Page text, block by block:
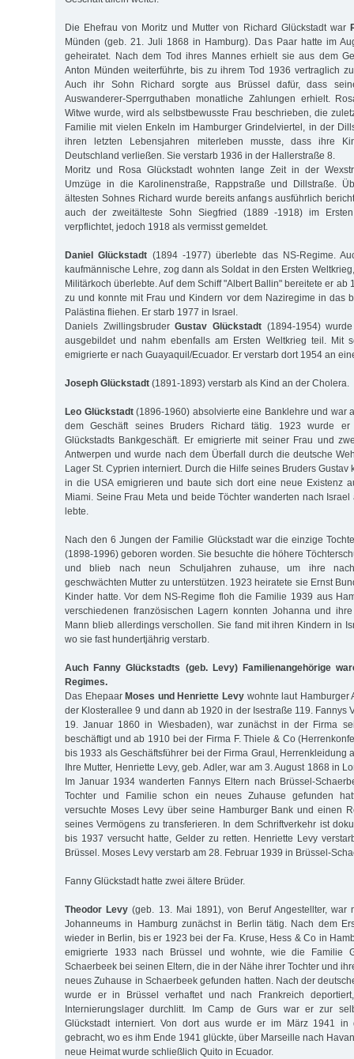
Die Ehefrau von Moritz und Mutter von Richard Glückstadt war
Münden (geb. 21. Juli 1868 in Hamburg). Das Paar hatte im
geheiratet. Nach dem Tod ihres Mannes erhielt sie aus dem
Anton Münden weiterführte, bis zu ihrem Tod 1936 vertraglich
Auch ihr Sohn Richard sorgte aus Brüssel dafür, dass
Auswanderer-Sperrguthaben monatliche Zahlungen erhielt.
Witwe wurde, wird als selbstbewusste Frau beschrieben, die
Familie mit vielen Enkeln im Hamburger Grindelviertel, in der
ihren letzten Lebensjahren miterleben musste, dass ihre
Deutschland verließen. Sie verstarb 1936 in der Hallerstraße 8.
Moritz und Rosa Glückstadt wohnten lange Zeit in der
Umzüge in die Karolinenstraße, Rappstraße und Dillstraße.
ältesten Sohnes Richard wurde bereits anfangs ausführlich
auch der zweitälteste Sohn Siegfried (1889 -1918) im
verpflichtet, jedoch 1918 als vermisst gemeldet.
Daniel Glückstadt (1894 -1977) überlebte das NS-Regime.
kaufmännische Lehre, zog dann als Soldat in den Ersten
Militärkoch überlebte. Auf dem Schiff "Albert Ballin" bereitete er ab
zu und konnte mit Frau und Kindern vor dem Naziregime in das
Palästina fliehen. Er starb 1977 in Israel.
Daniels ZwillingsbruderGustav Glückstadt(1894-1954)
ausgebildet und nahm ebenfalls am Ersten Weltkrieg teil. Mit
emigrierte er nach Guayaquil/Ecuador. Er verstarb dort 1954 an
Joseph Glückstadt (1891-1893) verstarb als Kind an der Cholera.
Leo Glückstadt(1896-1960) absolvierte eine Banklehre und war
dem Geschäft seines Bruders Richard tätig. 1923 wurde
Glückstadts Bankgeschäft. Er emigrierte mit seiner Frau und
Antwerpen und wurde nach dem Überfall durch die deutsche
Lager St. Cyprien interniert. Durch die Hilfe seines Bruders Gustav
in die USA emigrieren und baute sich dort eine neue Existenz
Miami. Seine Frau Meta und beide Töchter wanderten nach
lebte.
Nach den 6 Jungen der Familie Glückstadt war die einzige
(1898-1996) geboren worden. Sie besuchte die höhere
und blieb nach neun Schuljahren zuhause, um ihre
geschwächten Mutter zu unterstützen. 1923 heiratete sie Ernst
Kinder hatte. Vor dem NS-Regime floh die Familie 1939 aus
verschiedenen französischen Lagern konnten Johanna und
Mann blieb allerdings verschollen. Sie fand mit ihren Kindern in
wo sie fast hundertjährig verstarb.
Auch Fanny Glückstadts (geb. Levy) Familienangehörige
Regimes.
Das EhepaarMoses und Henriette Levy wohnte laut Hamburger
der Klosterallee 9 und dann ab 1920 in der Isestraße 119. Fannys
19. Januar 1860 in Wiesbaden), war zunächst in der Firma
beschäftigt und ab 1910 bei der Firma F. Thiele & Co
bis 1933 als Geschäftsführer bei der Firma Graul, Herrenkleidung
Ihre Mutter, Henriette Levy, geb. Adler, war am 3. August 1868 in
Im Januar 1934 wanderten Fannys Eltern nach Brüssel-
Tochter und Familie schon ein neues Zuhause gefunden
versuchte Moses Levy über seine Hamburger Bank und einen
seines Vermögens zu transferieren. In dem Schriftverkehr ist
bis 1937 versucht hatte, Gelder zu retten. Henriette Levy
Brüssel. Moses Levy verstarb am 28. Februar 1939 in Brüssel-
Fanny Glückstadt hatte zwei ältere Brüder.
Theodor Levy (geb. 13. Mai 1891), von Beruf Angestellter, war
Johanneums in Hamburg zunächst in Berlin tätig. Nach dem
wieder in Berlin, bis er 1923 bei der Fa. Kruse, Hess & Co in
emigrierte 1933 nach Brüssel und wohnte, wie die Familie
Schaerbeek bei seinen Eltern, die in der Nähe ihrer Tochter und
neues Zuhause in Schaerbeek gefunden hatten. Nach der
wurde er in Brüssel verhaftet und nach Frankreich
Internierungslager durchlitt. Im Camp de Gurs war er zur
Glückstadt interniert. Von dort aus wurde er im März 1941 in
gebracht, wo es ihm Ende 1941 glückte, über Marseille nach
neue Heimat wurde schließlich Quito in Ecuador.